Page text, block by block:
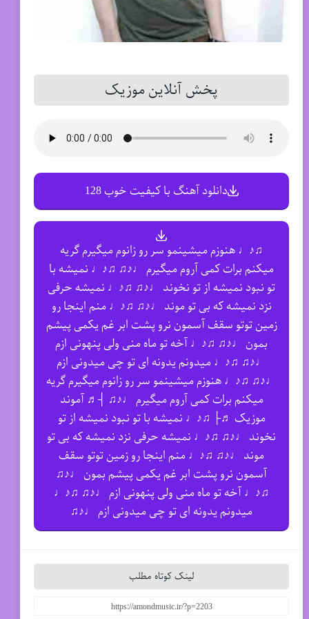
پخش آنلاین موزیک
دانلود آهنگ با کیفیت خوب 128
♫♪♩ هنوزم میشینمو سر رو زانوم میگیرم گریه
میکنم برات کمی آروم میگیرم ♩♪♫ ♫♪♩ نمیشه با
تو نبود نمیشه از تو نخوند ♩♪♫ ♫♪♩ نمیشه حرفی
نزد نمیشه که بی تو موند ♩♪♫ ♫♪♩ منم اینجا رو
زمین توتو سقف آسمون نرو پشت ابر غم یکمی پیشم
بمون ♩♪♫ ♫♪♩ آخه تو ماه منی ولی پنهونی ازم
♩♪♫ ♫♪♩ میدونم یدونه ای تو چی میدونی ازم
♩♪♫ ♫♪♩ هنوزم میشینمو سر رو زانوم میگیرم گریه
میکنم برات کمی آروم میگیرم ♩♪♫ ┤♬ آموند
موزیک ♬├ ♫♪♩ نمیشه با تو نبود نمیشه از تو
نخوند ♩♪♫ ♫♪♩ نمیشه حرفی نزد نمیشه که بی تو
موند ♩♪♫ ♫♪♩ منم اینجا رو زمین توتو سقف
آسمون نرو پشت ابر غم یکمی پیشم بمون ♩♪♫
♫♪♩ آخه تو ماه منی ولی پنهونی ازم ♩♪♫ ♫♪♩
میدونم یدونه ای تو چی میدونی ازم ♩♪♫
لینک کوتاه مطلب